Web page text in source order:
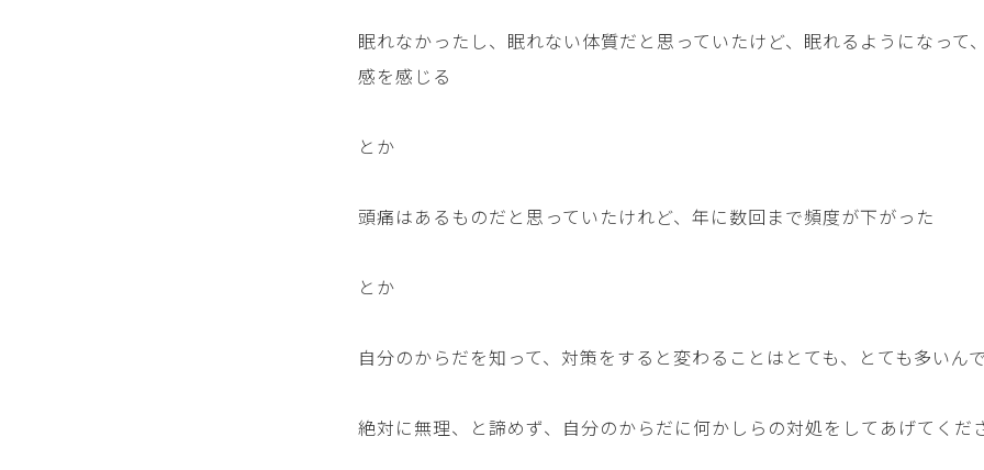
眠れなかったし、眠れない体質だと思っていたけど、眠れるようになって
感を感じる
とか
頭痛はあるものだと思っていたけれど、年に数回まで頻度が下がった
とか
自分のからだを知って、対策をすると変わることはとても、とても多いん
絶対に無理、と諦めず、自分のからだに何かしらの対処をしてあげてくだ